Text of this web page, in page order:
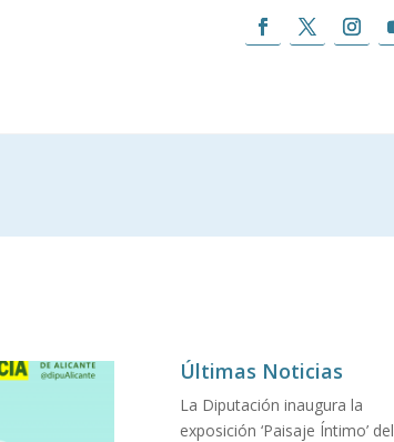
Últimas Noticias
La Diputación inaugura la
exposición ‘Paisaje Íntimo’ del